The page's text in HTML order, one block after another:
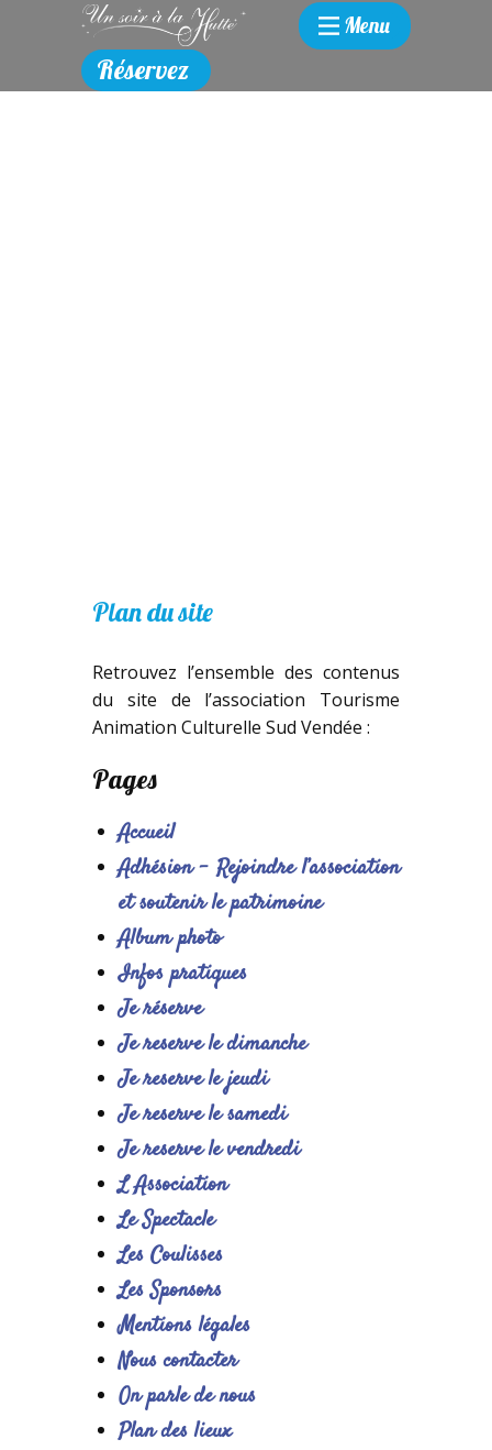
Menu
Réservez
Plan du site
Retrouvez l’ensemble des contenus
du site de l’association Tourisme
Animation Culturelle Sud Vendée :
Pages
Accueil
Adhésion – Rejoindre l’association
et soutenir le patrimoine
Album photo
Infos pratiques
Je réserve
Je reserve le dimanche
Je reserve le jeudi
Je reserve le samedi
Je reserve le vendredi
L Association
Le Spectacle
Les Coulisses
Les Sponsors
Mentions légales
Nous contacter
On parle de nous
Plan des lieux